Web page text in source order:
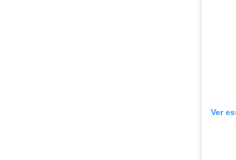
Ver